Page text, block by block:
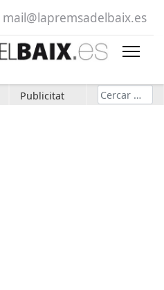
mail@lapremsadelbaix.es
Publicitat Cerca